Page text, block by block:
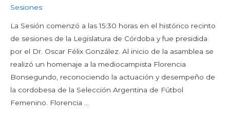
Sesiones
La Sesión comenzó a las 15:30 horas en el histórico recinto
de sesiones de la Legislatura de Córdoba y fue presidida
por el Dr. Oscar Félix González. Al inicio de la asamblea se
realizó un homenaje a la mediocampista Florencia
Bonsegundo, reconociendo la actuación y desempeño de
la cordobesa de la Selección Argentina de Fútbol
Femenino. Florencia …